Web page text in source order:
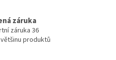
záruka
záruka 36
produktů